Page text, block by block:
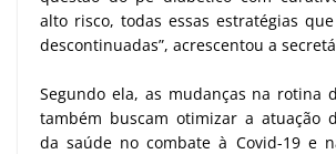
alto risco, todas essas estratégias
descontinuadas”, acrescentou a
Segundo ela, as mudanças na rotina
também buscam otimizar a atuação
da saúde no combate à Covid-19 e